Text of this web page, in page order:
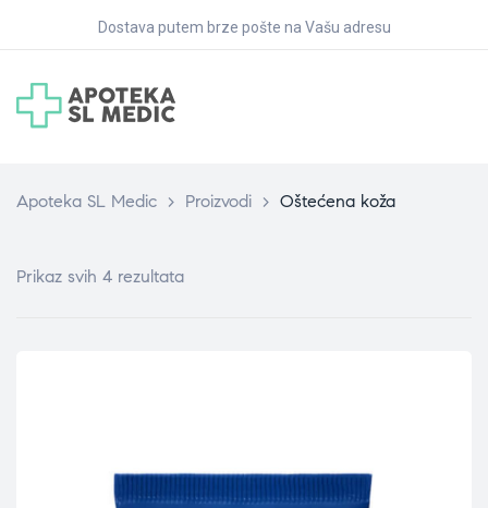
Dostava putem brze pošte na Vašu adresu
Apoteka SL Medic > Proizvodi > Oštećena koža
Prikaz svih 4 rezultata